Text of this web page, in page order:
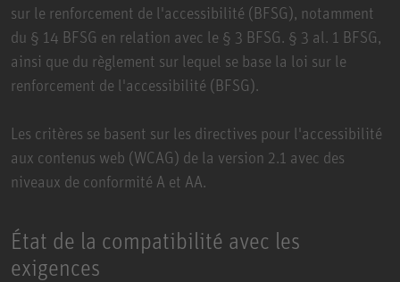
sur le renforcement de l'accessibilité (BFSG), notamment
du § 14 BFSG en relation avec le § 3 BFSG. § 3 al. 1 BFSG,
ainsi que du règlement sur lequel se base la loi sur le
renforcement de l'accessibilité (BFSG).
Les critères se basent sur les directives pour l'accessibilité
aux contenus web (WCAG) de la version 2.1 avec des
niveaux de conformité A et AA.
État de la compatibilité avec les
exigences